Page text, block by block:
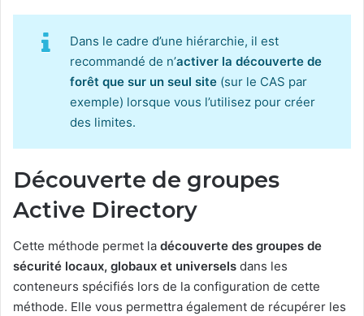
Dans le cadre d’une hiérarchie, il est
recommandé de n’activer la découverte de
forêt que sur un seul site (sur le CAS par
exemple) lorsque vous l’utilisez pour créer
des limites.
Découverte de groupes
Active Directory
Cette méthode permet la découverte des groupes de
sécurité locaux, globaux et universels dans les
conteneurs spécifiés lors de la configuration de cette
méthode. Elle vous permettra également de récupérer les